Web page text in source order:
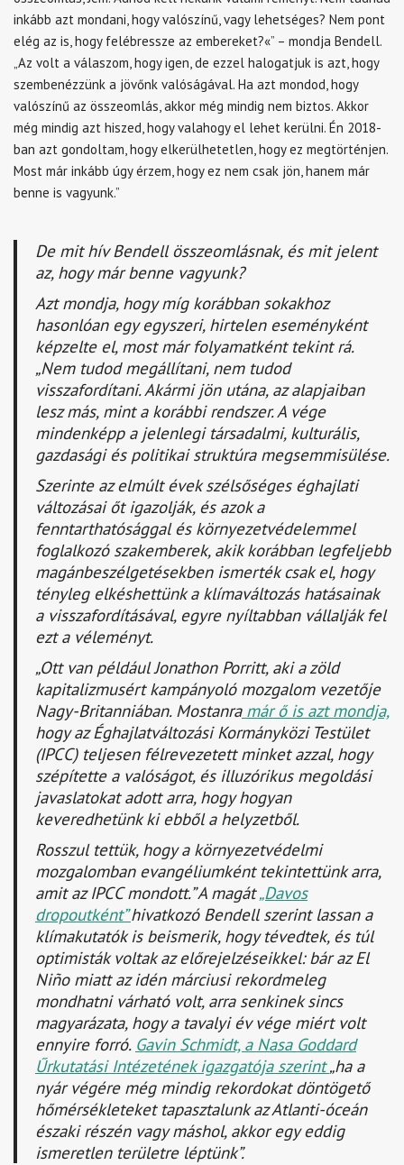
inkább azt mondani, hogy valószínű, vagy lehetséges? Nem pont
elég az is, hogy felébressze az embereket?«” – mondja Bendell.
„Az volt a válaszom, hogy igen, de ezzel halogatjuk is azt, hogy
szembenézzünk a jövőnk valóságával. Ha azt mondod, hogy
valószínű az összeomlás, akkor még mindig nem biztos. Akkor
még mindig azt hiszed, hogy valahogy el lehet kerülni. Én 2018-
ban azt gondoltam, hogy elkerülhetetlen, hogy ez megtörténjen.
Most már inkább úgy érzem, hogy ez nem csak jön, hanem már
benne is vagyunk.”
De mit hív Bendell összeomlásnak, és mit jelent
az, hogy már benne vagyunk?
Azt mondja, hogy míg korábban sokakhoz
hasonlóan egy egyszeri, hirtelen eseményként
képzelte el, most már folyamatként tekint rá.
„Nem tudod megállítani, nem tudod
visszafordítani. Akármi jön utána, az alapjaiban
lesz más, mint a korábbi rendszer. A vége
mindenképp a jelenlegi társadalmi, kulturális,
gazdasági és politikai struktúra megsemmisülése.
Szerinte az elmúlt évek szélsőséges éghajlati
változásai őt igazolják, és azok a
fenntarthatósággal és környezetvédelemmel
foglalkozó szakemberek, akik korábban legfeljebb
magánbeszélgetésekben ismerték csak el, hogy
tényleg elkéshettünk a klímaváltozás hatásainak
a visszafordításával, egyre nyíltabban vállalják fel
ezt a véleményt.
„Ott van például Jonathon Porritt, aki a zöld
kapitalizmusért kampányoló mozgalom vezetője
Nagy-Britanniában. Mostanramár ő is azt mondja,
hogy az Éghajlatváltozási Kormányközi Testület
(IPCC) teljesen félrevezetett minket azzal, hogy
szépítette a valóságot, és illuzórikus megoldási
javaslatokat adott arra, hogy hogyan
keveredhetünk ki ebből a helyzetből.
Rosszul tettük, hogy a környezetvédelmi
mozgalomban evangéliumként tekintettünk arra,
amit az IPCC mondott.”A magát„Davos
dropoutként”hivatkozó Bendell szerint lassan a
klímakutatók is beismerik, hogy tévedtek, és túl
optimisták voltak az előrejelzéseikkel: bár az El
Niño miatt az idén márciusi rekordmeleg
mondhatni várható volt, arra senkinek sincs
magyarázata, hogy a tavalyi év vége miért volt
ennyire forró. Gavin Schmidt, a Nasa Goddard
Űrkutatási Intézetének igazgatója szerint„ha a
nyár végére még mindig rekordokat döntögető
hőmérsékleteket tapasztalunk az Atlanti-óceán
északi részén vagy máshol, akkor egy eddig
ismeretlen területre léptünk”.